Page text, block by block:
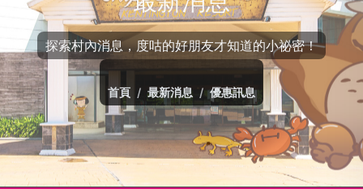
探索村內消息，度咕的好朋友才知道的小祕密！
首頁 最新消息 優惠訊息